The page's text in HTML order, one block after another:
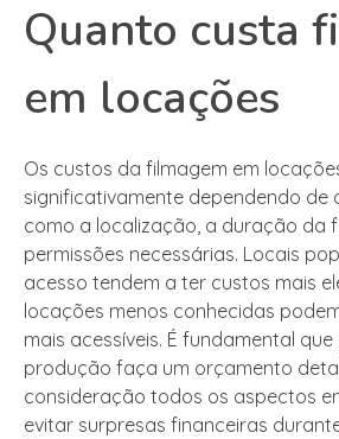
Quanto custa
em locações
Os custos da filmagem em
significativamente dependendo de
como a localização, a duração da
permissões necessárias. Locais
acesso tendem a ter custos mais
locações menos conhecidas
mais acessíveis. É fundamental
produção faça um orçamento
consideração todos os aspectos
evitar surpresas financeiras